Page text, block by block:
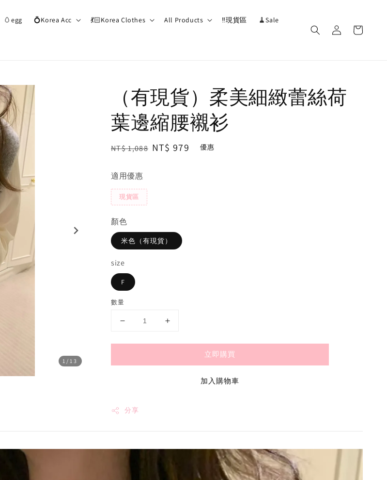
🥚egg 💍Korea Acc 💃🏻Korea Clothes All Products ‼️現貨區 🧹Sale
1 /13
（有現貨）柔美細緻蕾絲荷
葉邊縮腰襯衫
Regular
NT$ 1,088 Sale
NT$ 979 優惠
適用優惠
現貨區
顏色
米色（有現貨）
size
F
數量
立即購買
加入購物車
分享